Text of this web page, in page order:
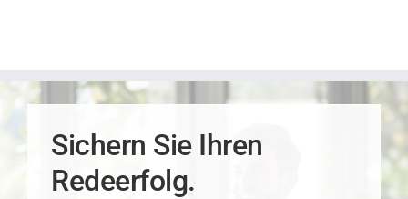
Sichern Sie Ihren
Redeerfolg.